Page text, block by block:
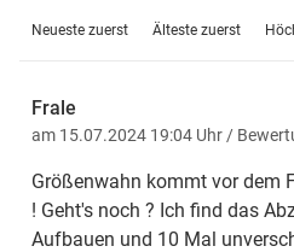
Neueste zuerst Älteste zuerst
Frale
am 15.07.2024 19:04 Uhr /
Größenwahn kommt vor dem
! Geht's noch ? Ich find das
Aufbauen und 10 Mal